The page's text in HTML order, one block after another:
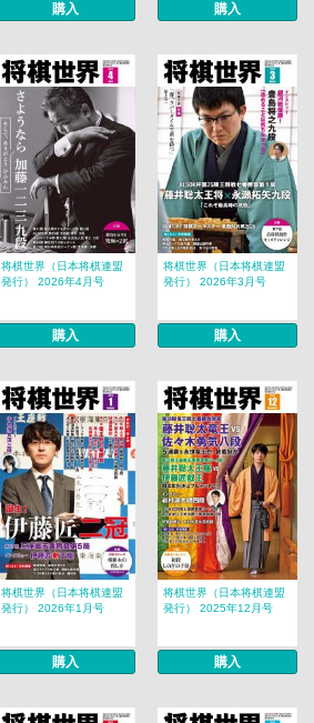
購入 購入
将棋世界（日本将棋連盟
発行） 2026年4月号
購入
将棋世界（日本将棋連盟
発行） 2026年3月号
購入
将棋世界（日本将棋連盟
発行） 2026年1月号
購入
将棋世界（日本将棋連盟
発行） 2025年12月号
購入